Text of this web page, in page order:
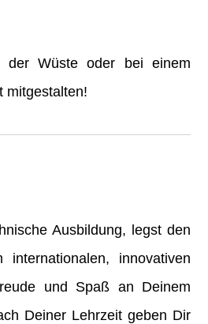
Wüste oder bei einem
mitgestalten!
Ausbildung, legst den
innovativen
und Spaß an Deinem
Deiner Lehrzeit geben Dir